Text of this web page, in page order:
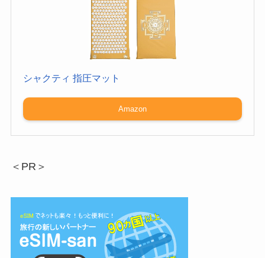
シャクティ 指圧マット
Amazon
＜PR＞